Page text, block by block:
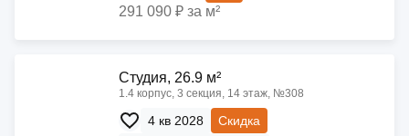
291 090 ₽ за м²
Cтудия, 26.9 м²
1.4 корпус, 3 секция, 14 этаж, №308
4 кв 2028
Скидка